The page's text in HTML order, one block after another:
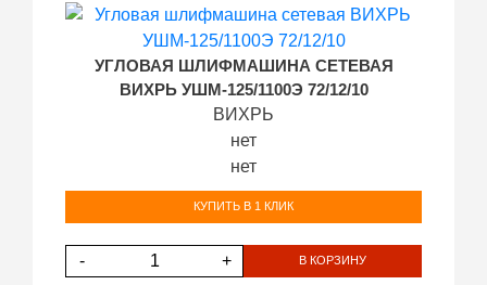
УГЛОВАЯ ШЛИФМАШИНА СЕТЕВАЯ
ВИХРЬ УШМ-125/1100Э 72/12/10
ВИХРЬ
нет
нет
КУПИТЬ В 1 КЛИК
- + В КОРЗИНУ